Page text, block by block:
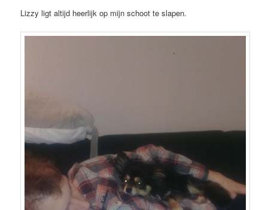
Lizzy ligt altijd heerlijk op mijn schoot te slapen.